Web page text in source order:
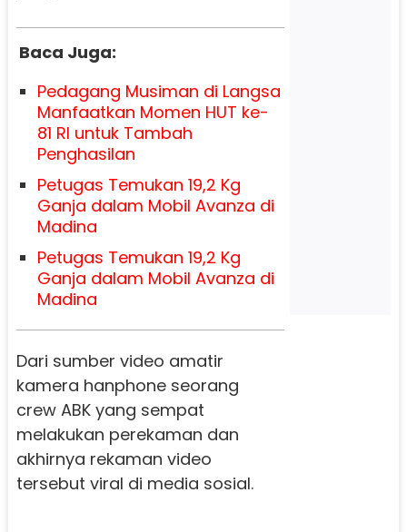
Baca Juga:
Pedagang Musiman di Langsa
Manfaatkan Momen HUT ke-
81 RI untuk Tambah
Penghasilan
Petugas Temukan 19,2 Kg
Ganja dalam Mobil Avanza di
Madina
Petugas Temukan 19,2 Kg
Ganja dalam Mobil Avanza di
Madina
Dari sumber video amatir
kamera hanphone seorang
crew ABK yang sempat
melakukan perekaman dan
akhirnya rekaman video
tersebut viral di media sosial.